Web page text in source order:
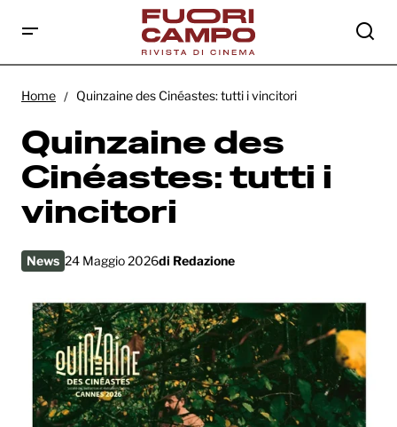
Home Quinzaine des Cinéastes: tutti i vincitori
Quinzaine des
Cinéastes: tutti i
vincitori
News 24 Maggio 2026di Redazione